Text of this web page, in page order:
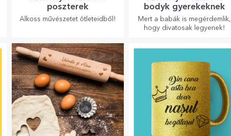
poszterek
Alkoss művészetet ötleteidből!
bodyk gyerekeknek
Mert a babák is megérdemlik,
hogy divatosak legyenek!